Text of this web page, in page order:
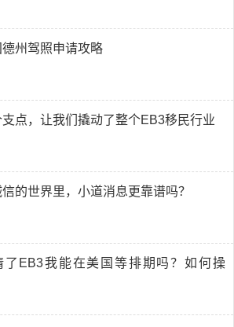
德州驾照申请攻略
点，让我们撬动了整个EB3移民行业
的世界里，小道消息更靠谱吗？
了EB3我能在美国等排期吗？如何操